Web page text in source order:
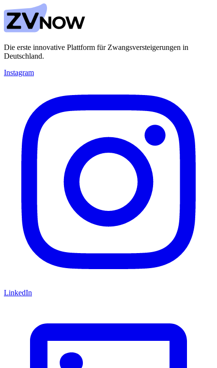
Die erste innovative Plattform für Zwangsversteigerungen in
Deutschland.
Instagram
LinkedIn